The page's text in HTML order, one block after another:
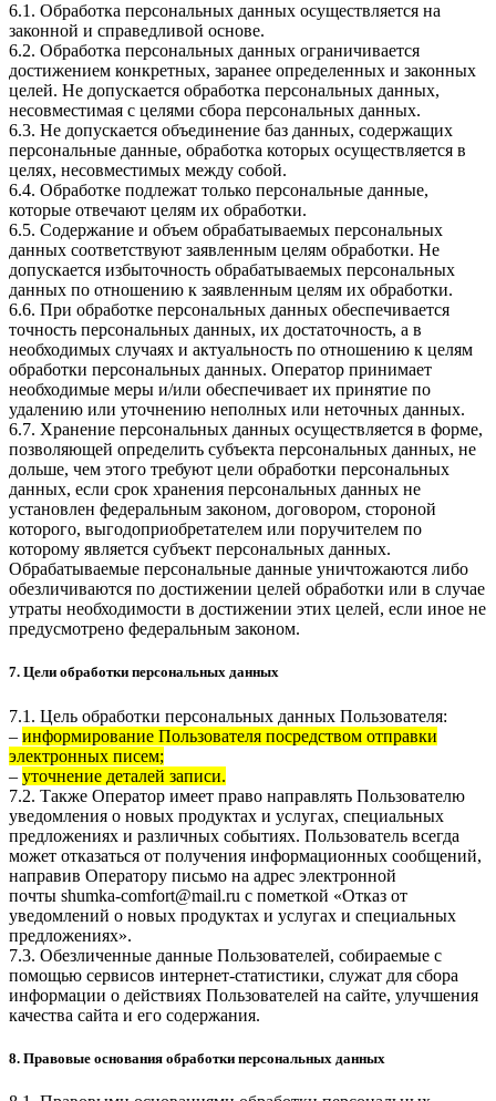
6.1. Обработка персональных данных осуществляется на
законной и справедливой основе.
6.2. Обработка персональных данных ограничивается
достижением конкретных, заранее определенных и законных
целей. Не допускается обработка персональных данных,
несовместимая с целями сбора персональных данных.
6.3. Не допускается объединение баз данных, содержащих
персональные данные, обработка которых осуществляется в
целях, несовместимых между собой.
6.4. Обработке подлежат только персональные данные,
которые отвечают целям их обработки.
6.5. Содержание и объем обрабатываемых персональных
данных соответствуют заявленным целям обработки. Не
допускается избыточность обрабатываемых персональных
данных по отношению к заявленным целям их обработки.
6.6. При обработке персональных данных обеспечивается
точность персональных данных, их достаточность, а в
необходимых случаях и актуальность по отношению к целям
обработки персональных данных. Оператор принимает
необходимые меры и/или обеспечивает их принятие по
удалению или уточнению неполных или неточных данных.
6.7. Хранение персональных данных осуществляется в форме,
позволяющей определить субъекта персональных данных, не
дольше, чем этого требуют цели обработки персональных
данных, если срок хранения персональных данных не
установлен федеральным законом, договором, стороной
которого, выгодоприобретателем или поручителем по
которому является субъект персональных данных.
Обрабатываемые персональные данные уничтожаются либо
обезличиваются по достижении целей обработки или в случае
утраты необходимости в достижении этих целей, если иное не
предусмотрено федеральным законом.
7. Цели обработки персональных данных
7.1. Цель обработки персональных данных Пользователя:
– информирование Пользователя посредством отправки
электронных писем;
– уточнение деталей записи.
7.2. Также Оператор имеет право направлять Пользователю
уведомления о новых продуктах и услугах, специальных
предложениях и различных событиях. Пользователь всегда
может отказаться от получения информационных сообщений,
направив Оператору письмо на адрес электронной
почты shumka-comfort@mail.ru с пометкой «Отказ от
уведомлений о новых продуктах и услугах и специальных
предложениях».
7.3. Обезличенные данные Пользователей, собираемые с
помощью сервисов интернет-статистики, служат для сбора
информации о действиях Пользователей на сайте, улучшения
качества сайта и его содержания.
8. Правовые основания обработки персональных данных